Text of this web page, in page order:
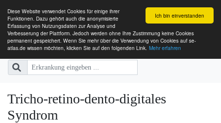
Ich bin einverstanden
Diese Website verwendet Cookies für einige ihrer
Funktionen. Dazu gehört auch die anonymisierte
Erfassung von Nutzungsdaten zur Analyse und
Verbesserung der Plattform. Jedoch werden ohne Ihre Zustimmung keine Cookies
permanent gespeichert. Wenn Sie mehr über die Verwendung von Cookies auf se-
atlas.de wissen möchten, klicken Sie auf den folgenden Link. Mehr erfahren
SE-ATLAS
Versorgungsatlas für Menschen
Tricho-retino-dento-digitales
Syndrom